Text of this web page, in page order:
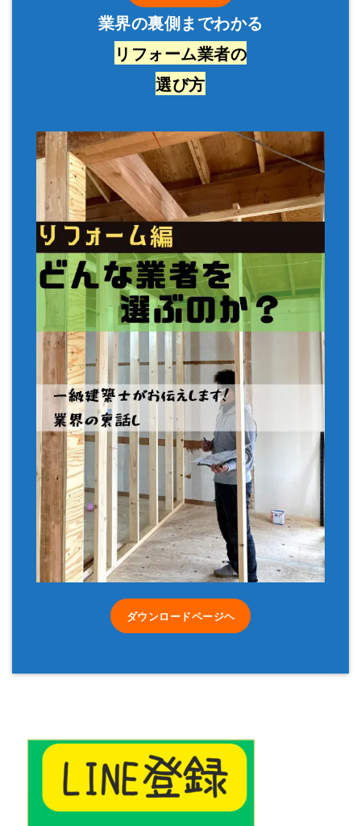
業界の裏側までわかる
リフォーム業者の
選び方
ダウンロードページヘ